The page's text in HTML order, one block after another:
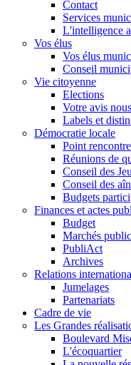
Contact
Services
L'intelligence
Vos élus
Vos élus
Conseil
Vie citoyenne
Elections
Votre avis
Labels et
Démocratie locale
Point
Réunions de
Conseil des
Conseil des
Budgets
Finances et actes
Budget
Marchés
PubliAct
Archives
Relations
Jumelages
Partenariats
Cadre de vie
Les Grandes
Boulevard
L'écoquartier